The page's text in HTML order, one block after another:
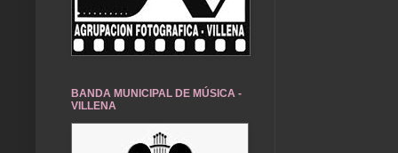
BANDA MUNICIPAL DE MÚSICA -
VILLENA